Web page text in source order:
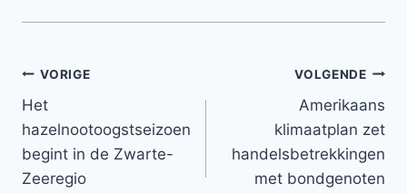
Bericht
navigatie
VORIGE
Het
hazelnootoogstseizoen
begint in de Zwarte-
Zeeregio
VOLGENDE
Amerikaans
klimaatplan zet
handelsbetrekkingen
met bondgenoten